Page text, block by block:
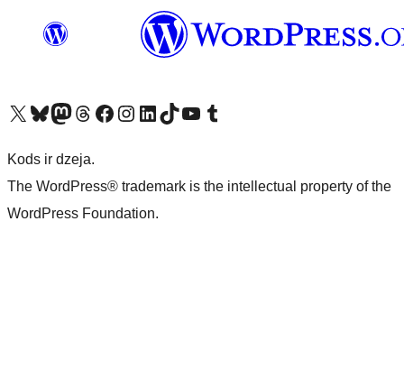
Apmeklējiet mūsu X (agrāk Twitter) kontu
Apmeklējiet mūsu Bluesky kontu
Apmeklējiet mūsu Mastodon kontu
Apmeklējiet mūsu Threads kontu
Apmeklējiet mūsu Facebook lapuApmeklējiet mūsu Instagram kontu
Apmeklējiet mūsu LinkedIn kontu
Apmeklējiet mūsu TikTok kontu
Apmeklējiet mūsu YouTube kanālu
Apmeklējiet mūsu Tumblr kontu
Kods ir dzeja.
The WordPress® trademark is the intellectual property of the
WordPress Foundation.